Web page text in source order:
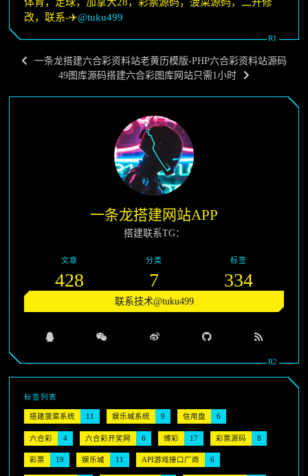
改，联系-✈️@tuku499
一条龙搭建六合彩资料站老黄历模版-PHP六合彩资料站源码
49图库源码搭建六合彩图库网站只需1小时
一条龙搭建网站APP
搭建联系TG：
文章
428
分类
7
标签
334
联系技术@tuku499
标签列表
搭建菠菜系统 11 娱乐城系统 9 信用盘 6
六合彩 4 六合彩开奖网 6 博彩 17 彩票源码 8
彩票 19 娱乐城 11 API游戏接口厂商 6